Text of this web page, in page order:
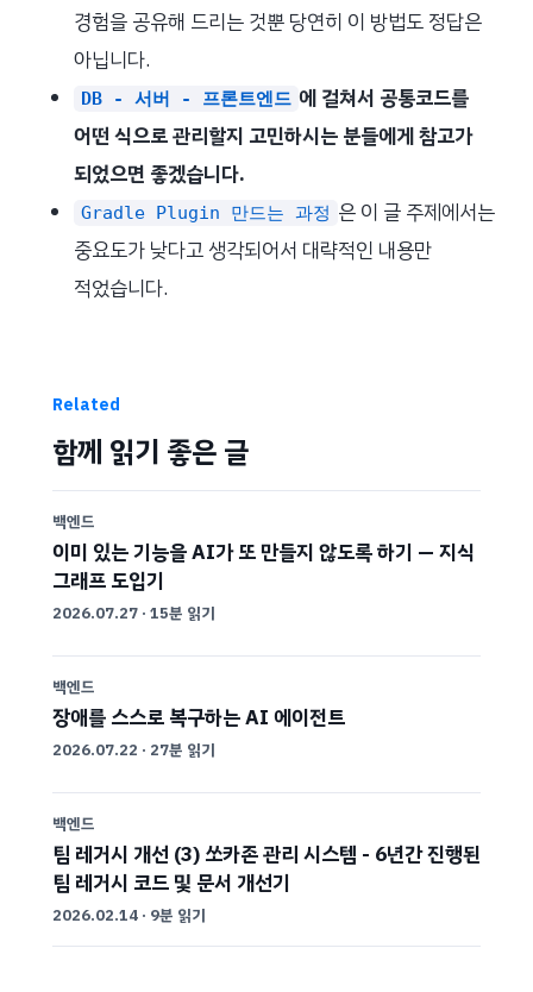
경험을 공유해 드리는 것뿐 당연히 이 방법도 정답은
아닙니다.
DB - 서버 - 프론트엔드 에 걸쳐서 공통코드를
어떤 식으로 관리할지 고민하시는 분들에게 참고가
되었으면 좋겠습니다.
Gradle Plugin 만드는 과정 은 이 글 주제에서는
중요도가 낮다고 생각되어서 대략적인 내용만
적었습니다.
Related
함께 읽기 좋은 글
백엔드
이미 있는 기능을 AI가 또 만들지 않도록 하기 — 지식
그래프 도입기
2026.07.27 · 15분 읽기
백엔드
장애를 스스로 복구하는 AI 에이전트
2026.07.22 · 27분 읽기
백엔드
팀 레거시 개선 (3) 쏘카존 관리 시스템 - 6년간 진행된
팀 레거시 코드 및 문서 개선기
2026.02.14 · 9분 읽기